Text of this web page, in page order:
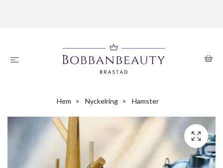
Hem Nyckelring Hamster